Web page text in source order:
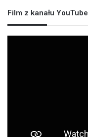
Film z kanału YouTube